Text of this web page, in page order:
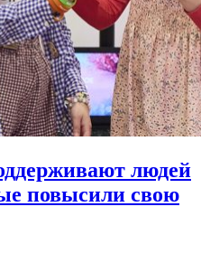
людей
повысили свою